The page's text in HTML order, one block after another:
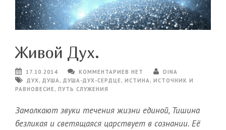
Живой Дух.
17.10.2014 КОММЕНТАРИЕВ НЕТ
DINA
ДУХ, ДУША, ДУША-ДУХ-СЕРДЦЕ, ИСТИНА, ИСТОЧНИК И
РАВНОВЕСИЕ, ПУТЬ СЛУЖЕНИЯ
Замолкают звуки течения жизни единой, Тишина
безликая и светящаяся царствует в сознании. Её